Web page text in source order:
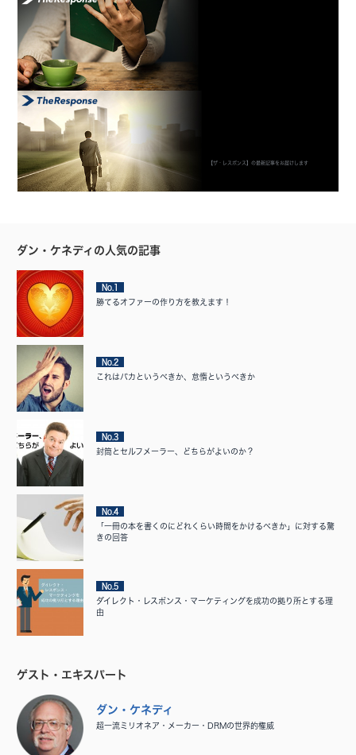
【ザ・レスポンス】の最新記事をお届けします
ダン・ケネディの人気の記事
No.1
勝てるオファーの作り方を教えます！
No.2
これはバカというべきか、怠惰というべきか
No.3
封筒とセルフメーラー、どちらがよいのか？
No.4
「一冊の本を書くのにどれくらい時間をかけるべきか」に対する驚
きの回答
No.5
ダイレクト・レスポンス・マーケティングを成功の拠り所とする理
由
ゲスト・エキスパート
ダン・ケネディ
超一流ミリオネア・メーカー・DRMの世界的権威